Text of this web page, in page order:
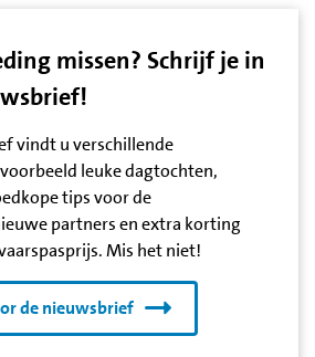
missen? Schrijf je in
vindt u verschillende
leuke dagtochten,
tips voor de
partners en extra korting
Mis het niet!
de nieuwsbrief